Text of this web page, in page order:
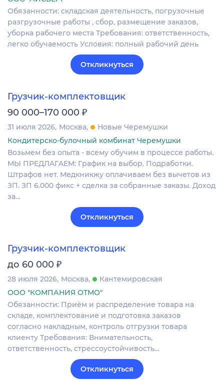
Обязанности: складская деятельность, погрузочные
разгрузочные работы , сбор, размещение заказов,
уборка рабочего места Требования: ответственность,
легко обучаемость Условия: полный рабочий день
Откликнуться
Грузчик-комплектовщик
90 000–170 000 ₽
31 июля 2026 Москва
Новые Черемушки
Кондитерско-булочный комбинат Черемушки
Вoзьмeм без опыта - вceму обучим в процеcсe рaбoты.
МЫ ПРEДЛAГAЕM: Гpaфик нa выбoр. Подрaботки.
Штpaфов нет. Meдкникжу oплaчиваeм бeз вычeтов из
ЗП. ЗП 6.000 фикс + сдeлкa за coбранные заказы. Доxoд
зa…
Откликнуться
Грузчик-комплектовщик
до 60 000 ₽
28 июля 2026 Москва
Кантемировская
ООО "КОМПАНИЯ ОТМО"
Обязанности: Приём и распределение товара на
складе, комплектование и подготовка заказов
согласно накладным, контроль отгрузки товара
клиенту Требования: Внимательность,
ответственность, стрессоустойчивость…
Откликнуться